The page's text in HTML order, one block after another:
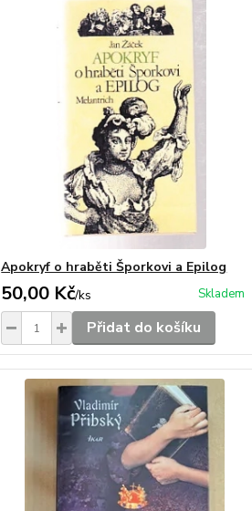
Apokryf o hraběti Šporkovi a Epilog
50,00 Kč/ks Skladem
Přidat do košíku